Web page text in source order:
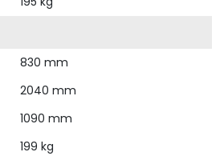
830 mm
2040 mm
1090 mm
199 kg